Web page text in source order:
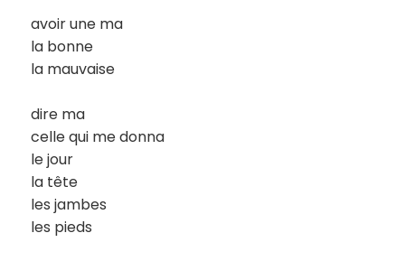
avoir une ma
la bonne
la mauvaise
dire ma
celle qui me donna
le jour
la tête
les jambes
les pieds